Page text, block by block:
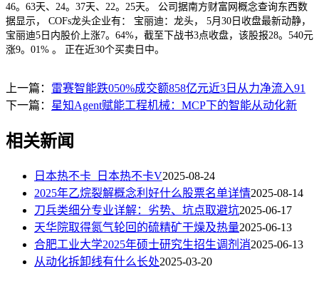
46。63天、24。37天、22。25天。 公司据南方财富网概念查询东西数
据显示， COFs龙头企业有： 宝丽迪：龙头， 5月30日收盘最新动静，
宝丽迪5日内股价上涨7。64%，截至下战书3点收盘，该股报28。540元
涨9。01% 。 正在近30个买卖日中。
上一篇： 雷赛智能跌050%成交额858亿元近3日从力净流入91
下一篇： 星知Agent赋能工程机械：MCP下的智能从动化新
相关新闻
日本热不卡_日本热不卡V2025-08-24
2025年乙烷裂解概念利好什么股票名单详情2025-08-14
刀兵类细分专业详解：劣势、坑点取避坑2025-06-17
天华院取得氮气轮回的硫精矿干燥及热量2025-06-13
合肥工业大学2025年硕士研究生招生调剂消2025-06-13
从动化拆卸线有什么长处2025-03-20